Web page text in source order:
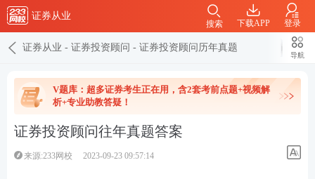
证券从业
下载APP 登录
搜索
证券从业 - 证券投资顾问 - 证券投资顾问历年真题
导航
V题库：超多证券考生正在用，含2套考前点题+视频解
析+专业助教答疑！
证券投资顾问往年真题答案
来源:233网校 2023-09-23 09:57:14